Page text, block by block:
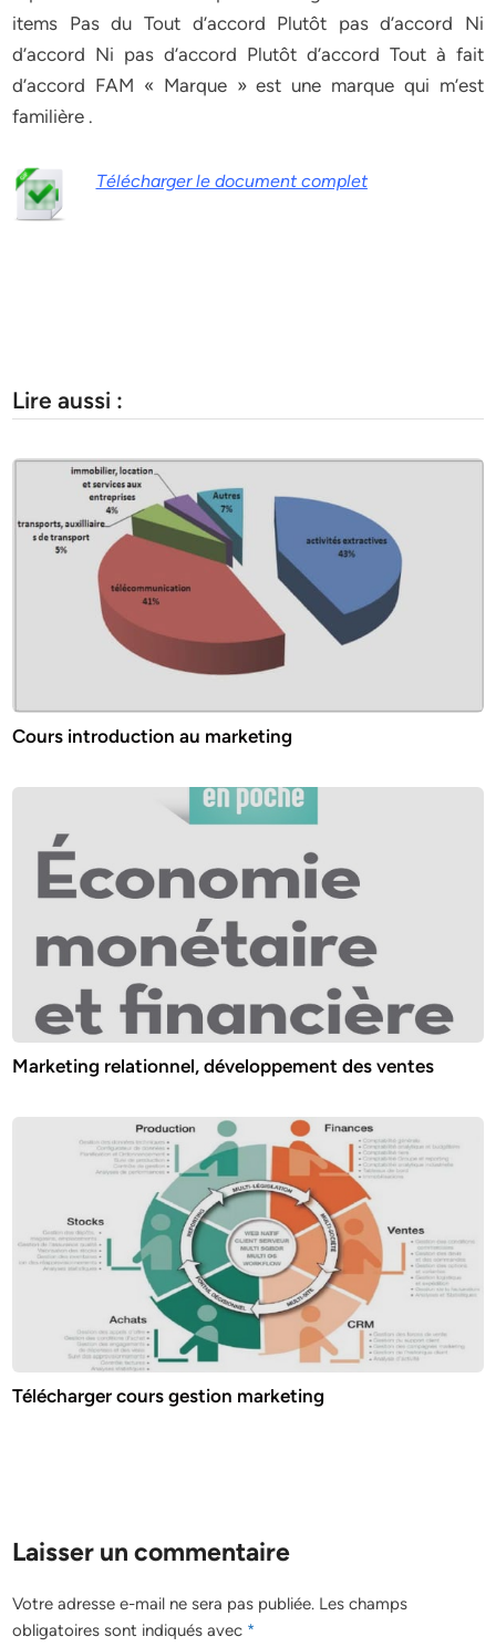
items Pas du Tout d’accord Plutôt pas d’accord Ni
d’accord Ni pas d’accord Plutôt d’accord Tout à fait
d’accord FAM « Marque » est une marque qui m’est
familière .
Télécharger le document complet
Lire aussi :
Cours introduction au marketing
Marketing relationnel, développement des ventes
Télécharger cours gestion marketing
Laisser un commentaire
Votre adresse e-mail ne sera pas publiée. Les champs
obligatoires sont indiqués avec *